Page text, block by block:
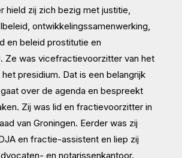
hield zij zich bezig met justitie,
ontwikkelingssamenwerking,
en beleid prostitutie en
Ze was vicefractievoorzitter van het
het presidium. Dat is een belangrijk
over de agenda en bespreekt
Zij was lid en fractievoorzitter in
van Groningen. Eerder was zij
en fractie-assistent en liep zij
en notarissenkantoor.